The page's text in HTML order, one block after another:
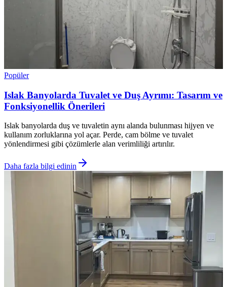
Popüler
Islak Banyolarda Tuvalet ve Duş Ayrımı: Tasarım ve
Fonksiyonellik Önerileri
Islak banyolarda duş ve tuvaletin aynı alanda bulunması hijyen ve
kullanım zorluklarına yol açar. Perde, cam bölme ve tuvalet
yönlendirmesi gibi çözümlerle alan verimliliği artırılır.
Daha fazla bilgi edinin